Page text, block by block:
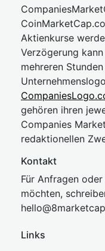
Aktienkurse
Verzögerung
mehreren
gehören ihren
Companies
redaktionellen
Kontakt
Für Anfragen
möchten,
hello@8market
Links